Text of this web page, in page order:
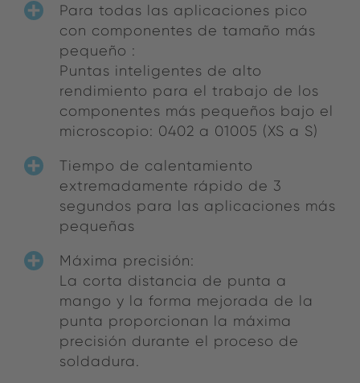
Para todas las aplicaciones pico
con componentes de tamaño más
pequeño :
Puntas inteligentes de alto
rendimiento para el trabajo de los
componentes más pequeños bajo el
microscopio: 0402 a 01005 (XS a S)
Tiempo de calentamiento
extremadamente rápido de 3
segundos para las aplicaciones más
pequeñas
Máxima precisión:
La corta distancia de punta a
mango y la forma mejorada de la
punta proporcionan la máxima
precisión durante el proceso de
soldadura.